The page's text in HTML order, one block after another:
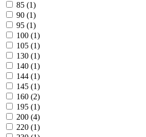
85 (1)
90 (1)
95 (1)
100 (1)
105 (1)
130 (1)
140 (1)
144 (1)
145 (1)
160 (2)
195 (1)
200 (4)
220 (1)